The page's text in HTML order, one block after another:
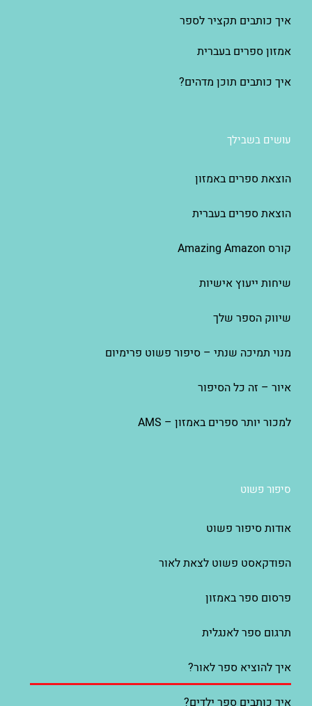
סיפור פשוט
אודות סיפור פשוט
הפודקאסט פשוט לצאת לאור
פרסום ספר באמזון
תרגום ספר לאנגלית
איך להוציא ספר לאור?
איך כותבים ספר ילדים?
עושים בשבילך
הוצאת ספרים באמזון
הוצאת ספרים בעברית
קורס Amazing Amazon
שיחות ייעוץ אישיות
שיווק הספר שלך
מנוי תמיכה שנתי – סיפור פשוט פרימיום
איור – זה כל הסיפור
למכור יותר ספרים באמזון – AMS
איך כותבים תקציר לספר
אמזון ספרים בעברית
איך כותבים תוכן מדהים?